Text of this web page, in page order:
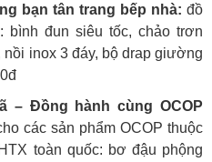
bạn tân trang bếp nhà: đồ
bình đun siêu tốc, chảo trơn
inox 3 đáy, bộ drap giường
– Đồng hành cùng OCOP
các sản phẩm OCOP thuộc
toàn quốc: bơ đậu phộng